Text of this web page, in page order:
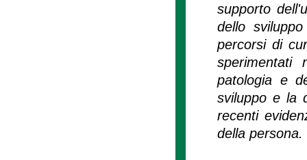
supporto
dello
percorsi di
sperimentati
patologia e
sviluppo e la
recenti
della persona.